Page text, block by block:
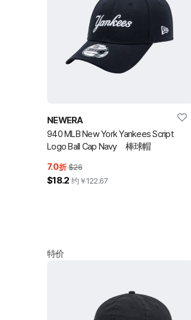
NEWERA
940 MLB New York Yankees Script
Logo Ball Cap Navy 棒球帽
7.0折 $26
$18.2 约￥122.67
特价